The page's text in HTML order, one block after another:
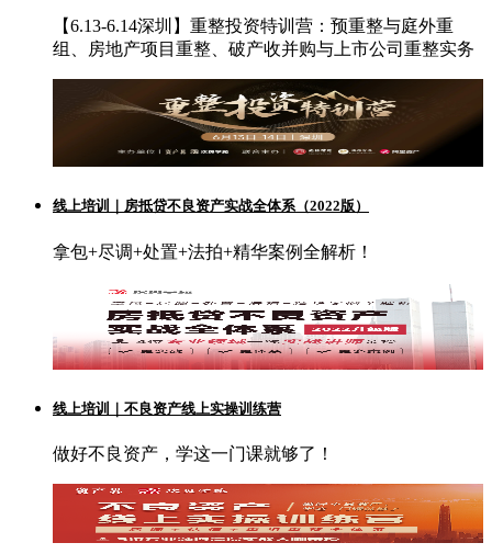
【6.13-6.14深圳】重整投资特训营：预重整与庭外重
组、房地产项目重整、破产收并购与上市公司重整实务
线上培训｜房抵贷不良资产实战全体系（2022版）
拿包+尽调+处置+法拍+精华案例全解析！
线上培训｜不良资产线上实操训练营
做好不良资产，学这一门课就够了！